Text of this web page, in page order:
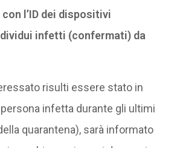
l’ID dei dispositivi
infetti (confermati) da
risulti essere stato in
infetta durante gli ultimi
quarantena), sarà informato